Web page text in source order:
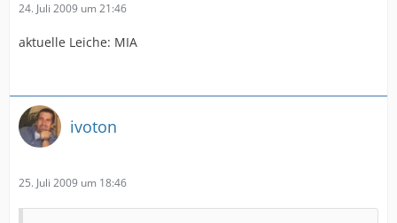
24. Juli 2009 um 21:46
aktuelle Leiche: MIA
ivoton
25. Juli 2009 um 18:46